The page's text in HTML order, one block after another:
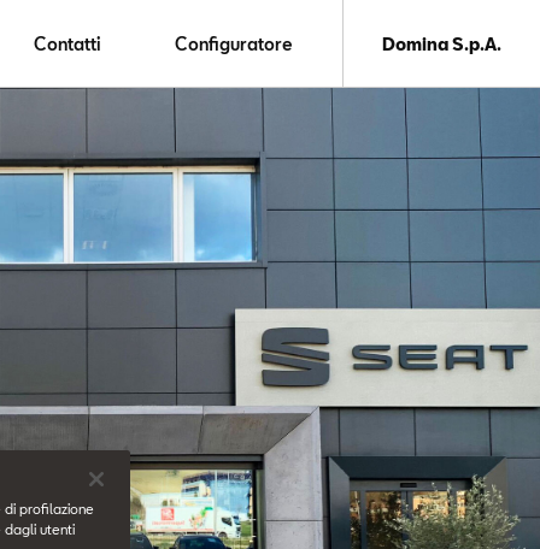
Contatti Configuratore Domina S.p.A.
di profilazione
dagli utenti